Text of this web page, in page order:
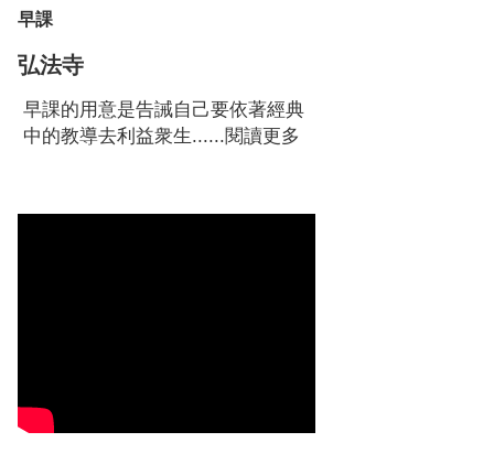
早課
弘法寺
早課的用意是告誡自己要依著經典
中的教導去利益衆生......閱讀更多